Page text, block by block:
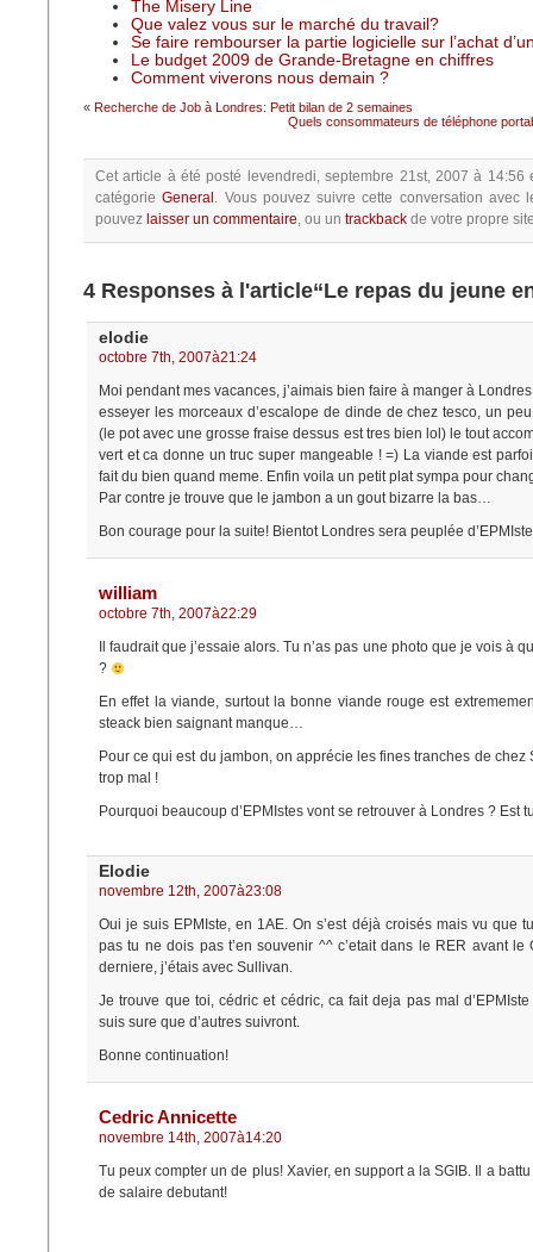
The Misery Line
Que valez vous sur le marché du travail?
Se faire rembourser la partie logicielle sur l’achat
Le budget 2009 de Grande-Bretagne en chiffres
Comment viverons nous demain ?
« Recherche de Job à Londres: Petit bilan de 2 semaines
Quels consommateurs de téléphone
Cet article à été posté levendredi, septembre 21st, 2007 à 14:56
catégorie General
Vous pouvez suivre cette conversation avec
pouvez laisser un commentaire , ou un trackback de votre propre
4 Responses à l'article“Le repas du jeune
elodie
octobre 7th, 2007à21:24
Moi pendant mes vacances, j’aimais bien faire à manger à
esseyer les morceaux d’escalope de dinde de chez tesco, un
(le pot avec une grosse fraise dessus est tres bien lol) le tout
vert et ca donne un truc super mangeable ! =) La viande est
fait du bien quand meme. Enfin voila un petit plat sympa pour
Par contre je trouve que le jambon a un gout bizarre la bas…
Bon courage pour la suite! Bientot Londres sera peuplée
william
octobre 7th, 2007à22:29
Il faudrait que j’essaie alors. Tu n’as pas une photo que je vois à
?
En effet la viande, surtout la bonne viande rouge est
steack bien saignant manque…
Pour ce qui est du jambon, on apprécie les fines tranches de chez
trop mal !
Pourquoi beaucoup d’EPMIstes vont se retrouver à Londres ? Est
Elodie
novembre 12th, 2007à23:08
Oui je suis EPMIste, en 1AE. On s’est déjà croisés mais vu que
pas tu ne dois pas t’en souvenir ^^ c’etait dans le RER avant le
derniere, j’étais avec Sullivan.
Je trouve que toi, cédric et cédric, ca fait deja pas mal
suis sure que d’autres suivront.
Bonne continuation!
Cedric Annicette
novembre 14th, 2007à14:20
Tu peux compter un de plus! Xavier, en support a la SGIB. Il a
de salaire debutant!